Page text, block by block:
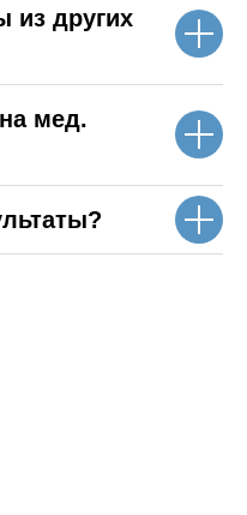
из других
мед.